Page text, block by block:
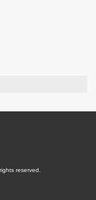
reserved.